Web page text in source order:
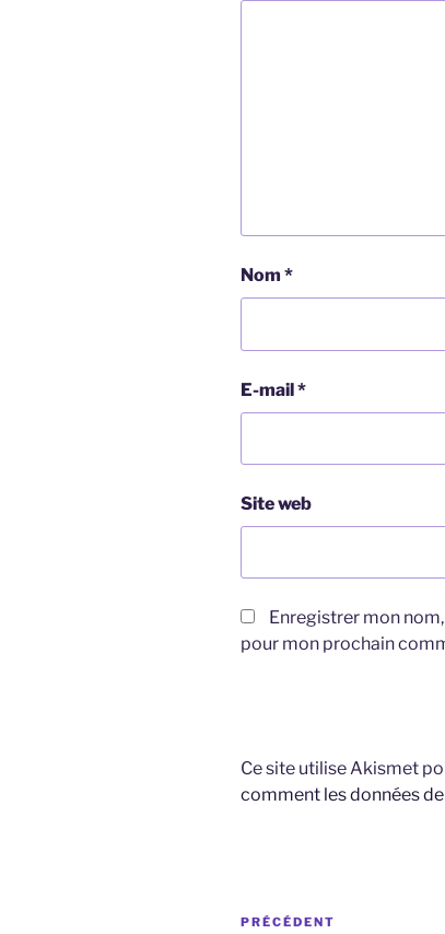
Nom *
E-mail*
Site web
Enregistrer mon
pour mon prochain
Ce site utilise Akismet
comment les données
Navigation
Article
PRÉCÉDENT